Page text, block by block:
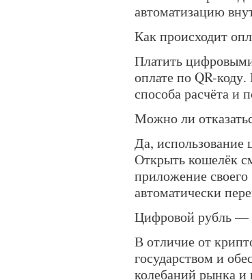
автоматизацию
Как происходит
Платить
оплате по QR-
способа расчёта и
Можно ли
Да, использование
Открыть кошелёк
приложение
автоматически
Цифровой рубль —
В отличие от
государством и
колебаний рынка и